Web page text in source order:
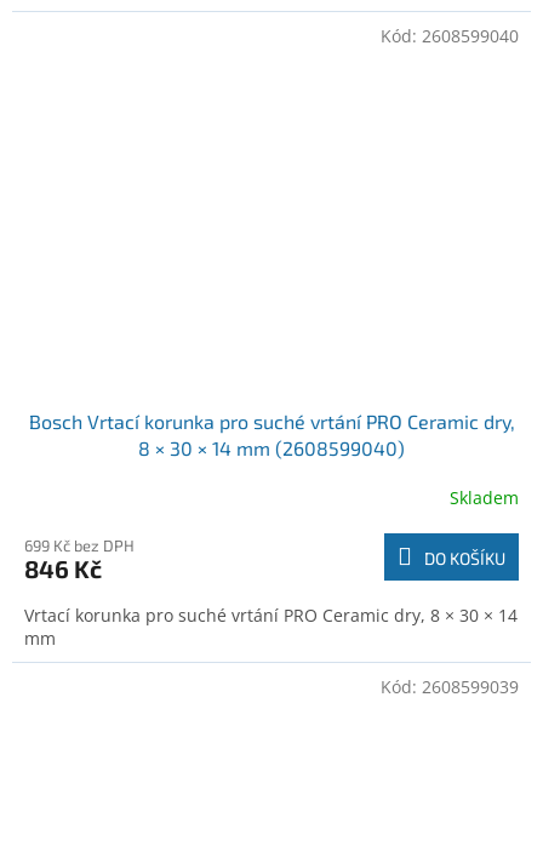
Bosch Vrtací korunka pro suché vrtání PRO Ceramic dry,
8 × 30 × 14 mm (2608599040)
Skladem
699 Kč bez DPH
846 Kč DO KOŠÍKU
Vrtací korunka pro suché vrtání PRO Ceramic dry, 8 × 30 × 14
mm
Kód: 2608599040
Kód: 2608599039